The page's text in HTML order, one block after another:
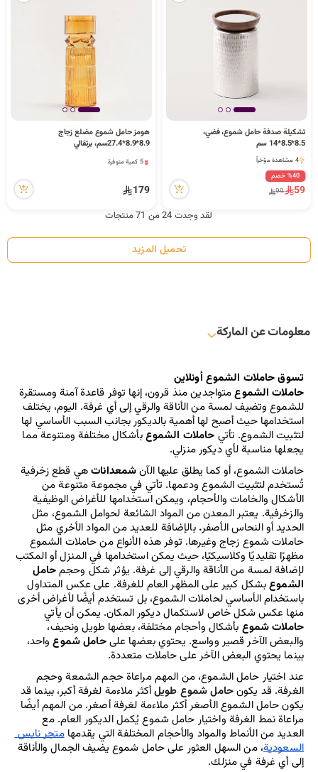
تشكيلة صدفة حامل شموع، فضي،
8.5*8.5*14 سم
4 مشاهدة مؤخراً
4 مشاهدة مؤخراً%40 خصم
59
99
هومز حامل شموع مضلع زجاج
8.9*8.9*27.4سم، برتقالي
5 كمية متوفرة
3 مشاهدة مؤخراً
5 كمية متوفرة
179
لقد وجدت 24 من 71 منتجات
تحميل المزيد
معلومات عن الماركة
تسوق حاملات الشموع أونلاين
حاملات الشموع
متواجدين منذ قرون، إنها توفر قاعدة آمنة ومستقرة
للشموع وتضيف لمسة من الأناقة والرقي إلى أي غرفة. اليوم، يختلف
استخدامها حيث أصبح لها أهمية بالديكور بجانب السبب الأساسي لها
لتثبيت الشموع. تأتي حاملات الشموع
بأشكال مختلفة ومتنوعة مما
يجعلها مناسبة لأي ديكور منزلي.
حاملات الشموع، أو كما يطلق عليها الآن شمعدانات
هي قطع زخرفية
تُستخدم لتثبيت الشموع ودعمها. تأتي في مجموعة متنوعة من
الأشكال والخامات والأحجام، ويمكن استخدامها للأغراض الوظيفية
والزخرفية. يعتبر المعدن من المواد الشائعة لحوامل الشموع، مثل
الحديد أو النحاس الأصفر.
بالإضافة للعديد من المواد الأخري مثل
حاملات شموع زجاج وغيرها. توفر هذه الأنواع من حاملات الشموع
مظهرًا تقليديًا وكلاسيكيًا، حيث يمكن استخدامها في المنزل أو المكتب
لإضافة لمسة من الأناقة والرقي إلى غرفة. يؤثر شكل وحجم
حامل
الشموع
بشكل كبير على المظهر العام للغرفة. على عكس المتداول
باستخدام الأساسي لحاملات الشموع، بل تستخدم أيضًا لأغراض أخرى
منها عكس شكل خاص لاستكمال ديكور المكان. يمكن أن يأتي
حاملات شموع
بأشكال وأحجام مختلفة، بعضها طويل ونحيف،
والبعض الآخر قصير وواسع. يحتوي بعضها على حامل شموع
واحد،
بينما يحتوي البعض الآخر على حاملات متعددة.
عند اختيار حامل الشموع، من المهم مراعاة حجم الشمعة وحجم
الغرفة. قد يكون حامل شموع طويل
أكثر ملاءمة لغرفة أكبر، بينما قد
يكون حامل الشموع الأصغر أكثر ملاءمة لغرفة أصغر. من المهم أيضًا
مراعاة نمط الغرفة واختيار حامل شموع يُكمل الديكور العام. مع
العديد من الأنماط والمواد والأحجام المختلفة التي يقدمها
متجر نايس
السعودية
، من السهل العثور على حامل شموع يضيف الجمال والأناقة
إلى أي غرفة في منزلك.